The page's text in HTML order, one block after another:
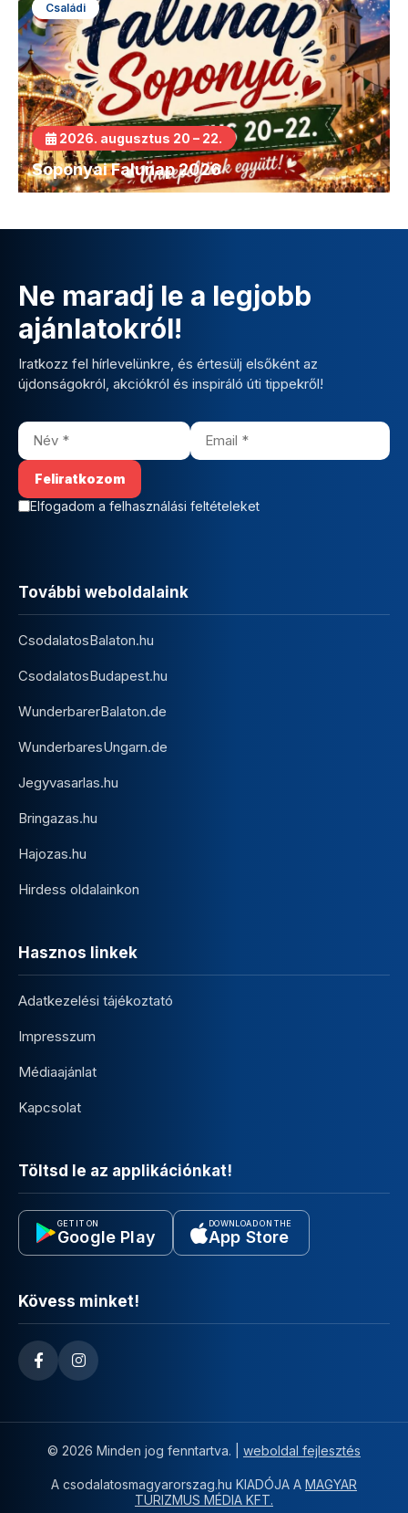
Családi
2026. augusztus 20 – 22.
Soponyai Falunap 2026
Ne maradj le a legjobb
ajánlatokról!
Iratkozz fel hírlevelünkre, és értesülj elsőként az
újdonságokról, akciókról és inspiráló úti tippekről!
Elfogadom a felhasználási feltételeket
További weboldalaink
CsodalatosBalaton.hu
CsodalatosBudapest.hu
WunderbarerBalaton.de
WunderbaresUngarn.de
Jegyvasarlas.hu
Bringazas.hu
Hajozas.hu
Hirdess oldalainkon
Hasznos linkek
Adatkezelési tájékoztató
Impresszum
Médiaajánlat
Kapcsolat
Töltsd le az applikációnkat!
GET IT ON
Google Play
DOWNLOAD ON THE
App Store
Kövess minket!
© 2026 Minden jog fenntartva. | weboldal fejlesztés
A csodalatosmagyarorszag.hu KIADÓJA A MAGYAR
TURIZMUS MÉDIA KFT.